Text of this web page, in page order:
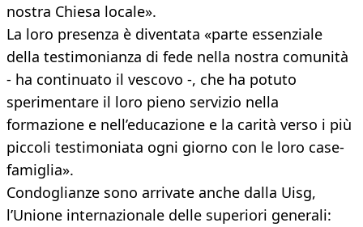
nostra Chiesa locale».
La loro presenza è diventata «parte essenziale
della testimonianza di fede nella nostra comunità
- ha continuato il vescovo -, che ha potuto
sperimentare il loro pieno servizio nella
formazione e nell’educazione e la carità verso i più
piccoli testimoniata ogni giorno con le loro case-
famiglia».
Condoglianze sono arrivate anche dalla Uisg,
l’Unione internazionale delle superiori generali: